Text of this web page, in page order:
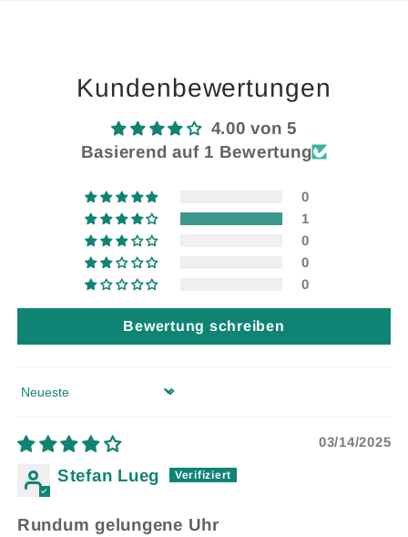
Kundenbewertungen
4.00 von 5
Basierend auf 1 Bewertung
0
1
0
0
0
Bewertung schreiben
Sort by
03/14/2025
Stefan Lueg
Rundum gelungene Uhr